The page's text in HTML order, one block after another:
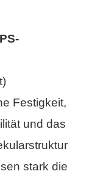
Festigkeit,
und das
stark die